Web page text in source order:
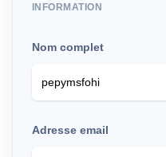
INFORMATION
Nom complet
Adresse email